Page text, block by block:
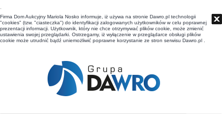
t
Firma Dom Aukcyjny Mariola Nosko informuje, iż używa na stronie Dawro.pl technologii
"cookies" (tzw. "ciasteczka") do identyfikacji zalogowanych użytkowników w celu poprawnej
prezentacji informacji. Użytkownik, który nie chce otrzymywać plików cookie, może zmienić
ustawienia swojej przeglądarki. Ostrzegamy, iż wyłączenie w przeglądarce obsługi plików
cookie może utrudnić bądź uniemożliwić poprawne korzystanie ze stron serwisu Dawro.pl .